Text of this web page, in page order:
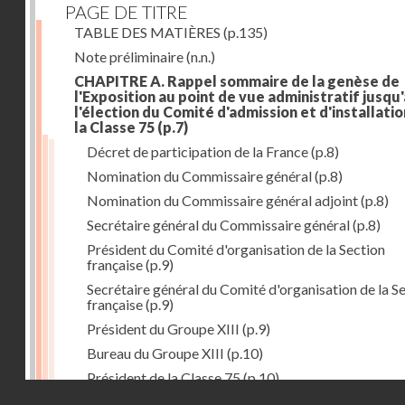
PAGE DE TITRE
TABLE DES MATIÈRES (p.135)
Note préliminaire(n.n.)
CHAPITRE A. Rappel sommaire de la genèse de
l'Exposition au point de vue administratif
l'élection du Comité d'admission et
la Classe 75 (p.7)
Décret de participation de la France(p.8)
Nomination du Commissaire général(p.8)
Nomination du Commissaire général adjoint(p.8)
Secrétaire général du Commissaire général(p.8)
Président du Comité d'organisation de la Section
française(p.9)
Secrétaire général du Comité d'organisation de la
française(p.9)
Président du Groupe XIII (p.9)
Bureau du Groupe XIII (p.10)
Président de la Classe 75(p.10)